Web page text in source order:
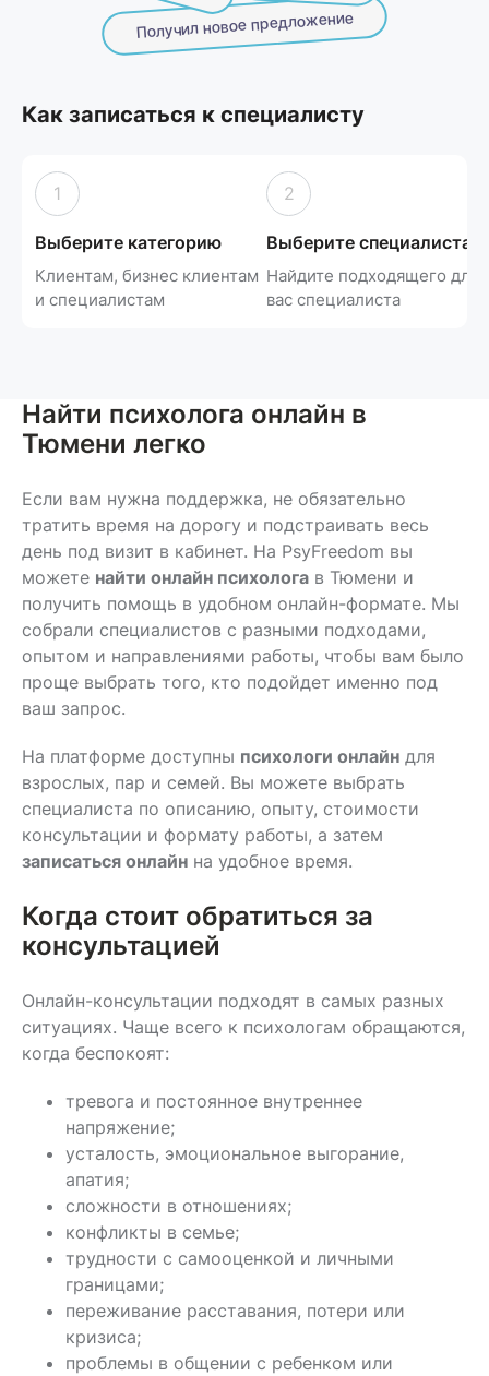
Получил новое предложение
Как записаться к специалисту
1
Выберите категорию
Клиентам, бизнес клиентам
и специалистам
2
Выберите специалиста
Найдите подходящего для
вас специалиста
Найти психолога онлайн в
Тюмени легко
Если вам нужна поддержка, не обязательно
тратить время на дорогу и подстраивать весь
день под визит в кабинет. На PsyFreedom вы
можете найти онлайн психолога в Тюмени и
получить помощь в удобном онлайн-формате. Мы
собрали специалистов с разными подходами,
опытом и направлениями работы, чтобы вам было
проще выбрать того, кто подойдет именно под
ваш запрос.
На платформе доступны психологи онлайн для
взрослых, пар и семей. Вы можете выбрать
специалиста по описанию, опыту, стоимости
консультации и формату работы, а затем
записаться онлайн на удобное время.
Когда стоит обратиться за
консультацией
Онлайн-консультации подходят в самых разных
ситуациях. Чаще всего к психологам обращаются,
когда беспокоят:
тревога и постоянное внутреннее
напряжение;
усталость, эмоциональное выгорание,
апатия;
сложности в отношениях;
конфликты в семье;
трудности с самооценкой и личными
границами;
переживание расставания, потери или
кризиса;
проблемы в общении с ребенком или